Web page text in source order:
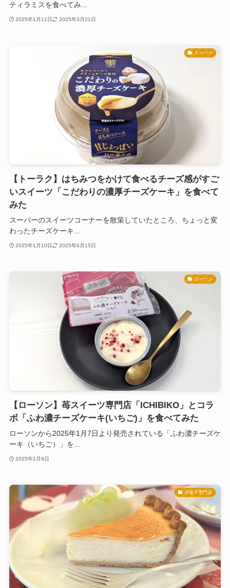
ティラミスを食べてみ...
2025年1月11日 2025年3月21日
スーパー
【トーラク】はちみつをかけて食べるチーズ感がすご
いスイーツ「こだわりの濃厚チーズケーキ」を食べて
みた
スーパーのスイーツコーナーを散策していたところ、ちょっと変
わったチーズケーキ...
2025年1月10日 2025年6月15日
ローソン
【ローソン】苺スイーツ専門店「ICHIBIKO」とコラ
ボ「ふわ濃チーズケーキ(いちご)」を食べてみた
ローソンから2025年1月7日より発売されている「ふわ濃チーズケ
ーキ（いちご）」を...
2025年1月9日
洋菓子専門店